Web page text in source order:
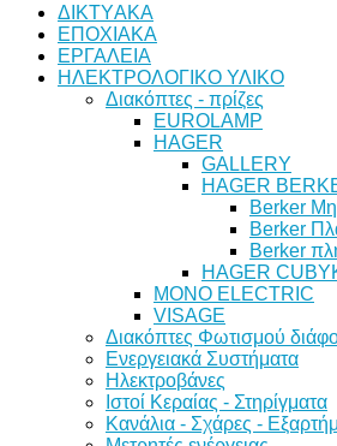
ΔΙKTΥAKA
ΕΠΟΧΙΑΚΑ
ΕΡΓΑΛΕΙΑ
ΗΛΕΚΤΡΟΛΟΓΙΚΟ ΥΛΙΚΟ
Διακόπτες - πρίζες
EUROLAMP
HAGER
GALLERY
HAGER
Berker
Berker
Berker
HAGER
MONO ELECTRIC
VISAGE
Διακόπτες Φωτισμού
Ενεργειακά Συστήματα
Ηλεκτροβάνες
Ιστοί Κεραίας - Στηρίγματα
Κανάλια - Σχάρες -